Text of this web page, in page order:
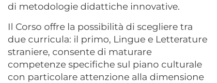
di metodologie didattiche innovative.
Il Corso offre la possibilità di scegliere tra
due curricula: il primo, Lingue e Letterature
straniere, consente di maturare
competenze specifiche sul piano culturale
con particolare attenzione alla dimensione